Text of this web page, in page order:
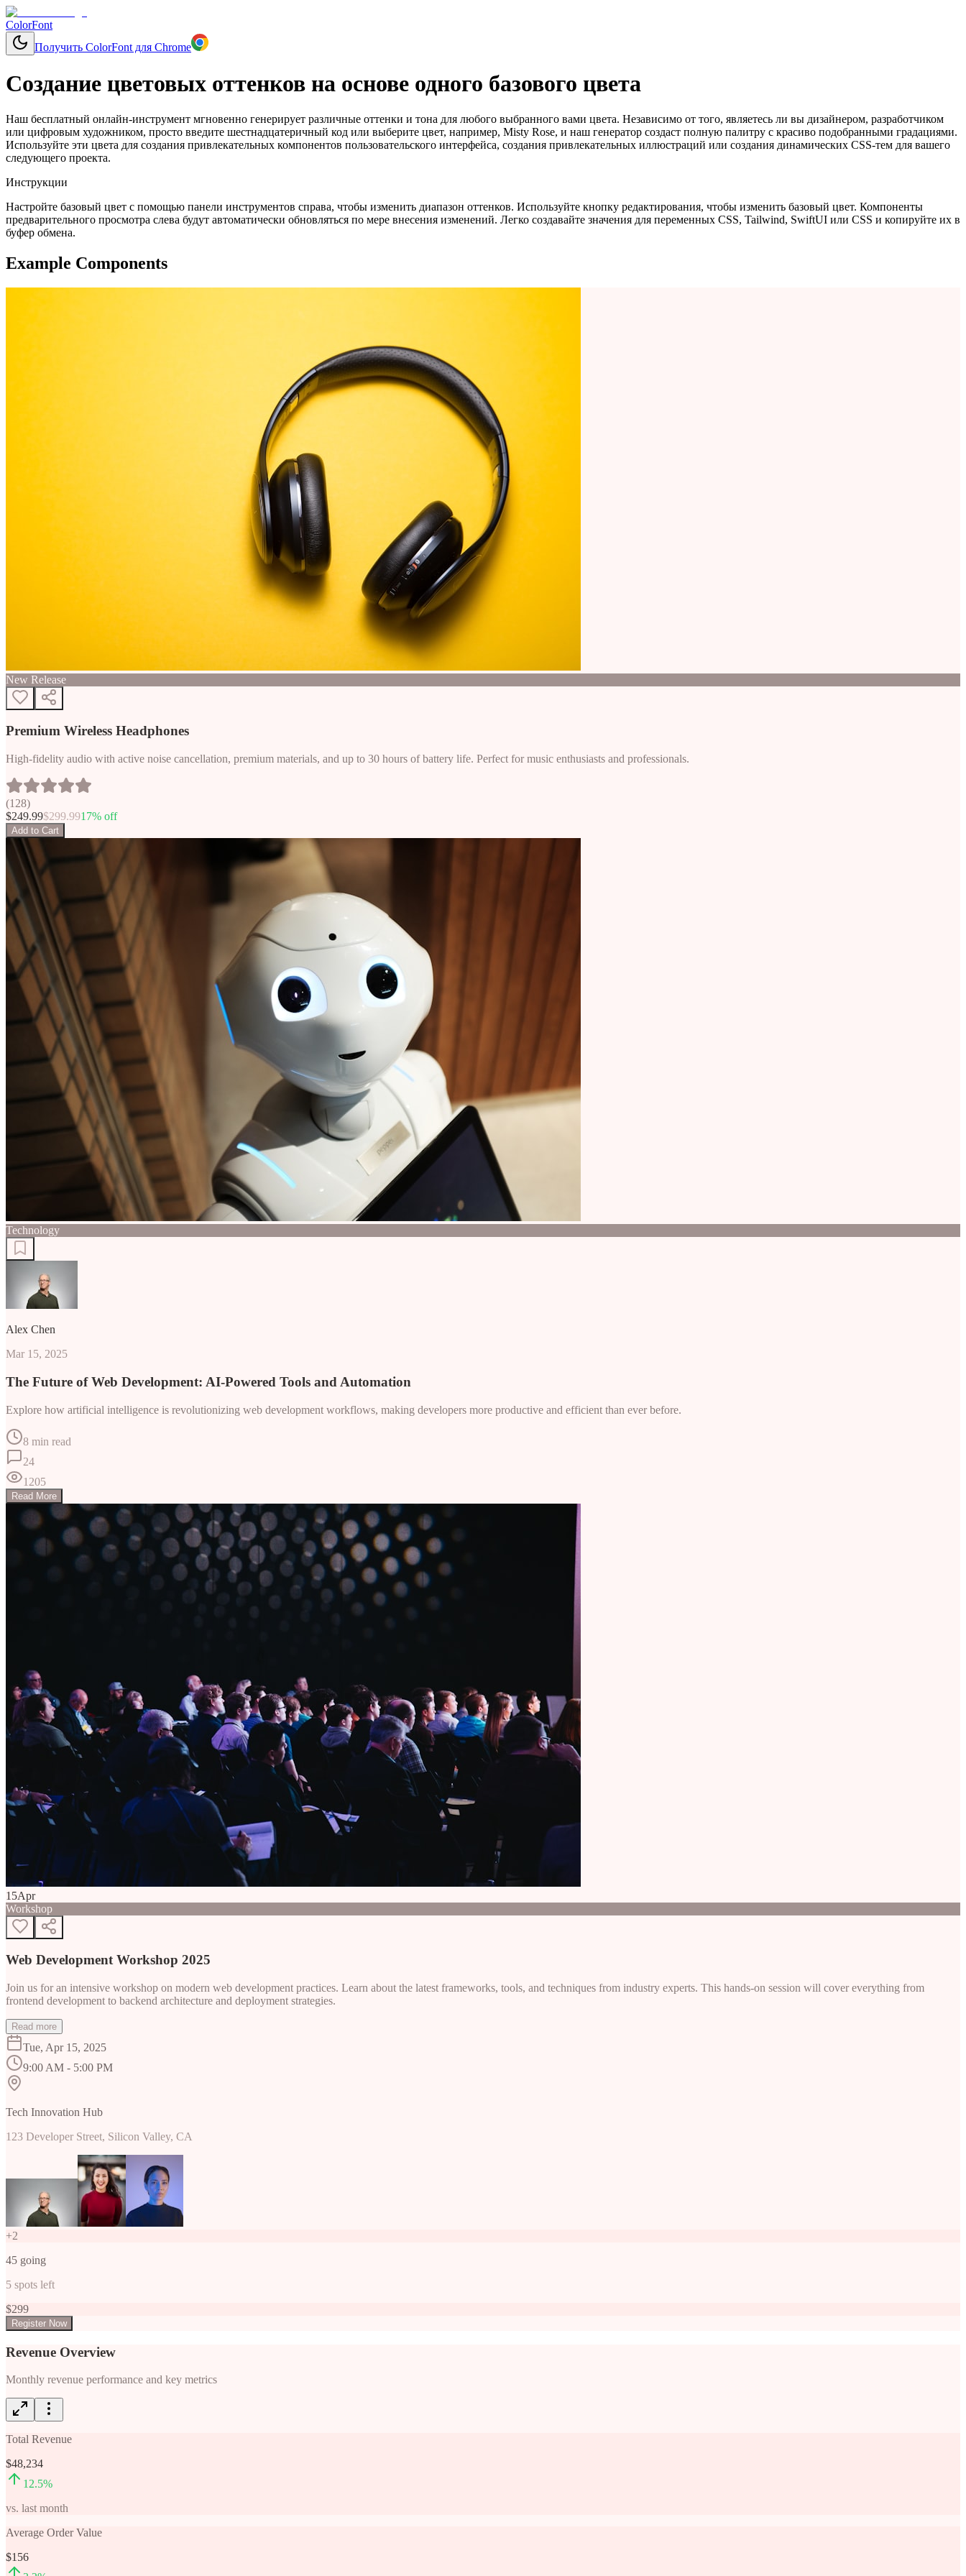
ColorFont
Получить ColorFont для Chrome
Создание цветовых оттенков на основе одного базового цвета
Наш бесплатный онлайн-инструмент мгновенно генерирует различные оттенки и тона для любого выбранного вами цвета. Независимо от того, являетесь ли вы дизайнером, разработчиком
или цифровым художником, просто введите шестнадцатеричный код или выберите цвет, например, Misty Rose, и наш генератор создаст полную палитру с красиво подобранными градациями.
Используйте эти цвета для создания привлекательных компонентов пользовательского интерфейса, создания привлекательных иллюстраций или создания динамических CSS-тем для вашего
следующего проекта.
Инструкции
Настройте базовый цвет с помощью панели инструментов справа, чтобы изменить диапазон оттенков. Используйте кнопку редактирования, чтобы изменить базовый цвет. Компоненты
предварительного просмотра слева будут автоматически обновляться по мере внесения изменений. Легко создавайте значения для переменных CSS, Tailwind, SwiftUI или CSS и копируйте их в
буфер обмена.
Example Components
New Release
Premium Wireless Headphones
High-fidelity audio with active noise cancellation, premium materials, and up to 30 hours of battery life. Perfect for music enthusiasts and professionals.
(128)
$249.99$299.9917% off
Add to Cart
Technology
Alex Chen
Mar 15, 2025
The Future of Web Development: AI-Powered Tools and Automation
Explore how artificial intelligence is revolutionizing web development workflows, making developers more productive and efficient than ever before.
8 min read
24
1205
Read More
15Apr
Workshop
Web Development Workshop 2025
Join us for an intensive workshop on modern web development practices. Learn about the latest frameworks, tools, and techniques from industry experts. This hands-on session will cover everything from
frontend development to backend architecture and deployment strategies.
Read more
Tue, Apr 15, 2025
9:00 AM - 5:00 PM
Tech Innovation Hub
123 Developer Street, Silicon Valley, CA
+2
45 going
5 spots left
$299
Register Now
Revenue Overview
Monthly revenue performance and key metrics
Total Revenue
$48,234
12.5%
vs. last month
Average Order Value
$156